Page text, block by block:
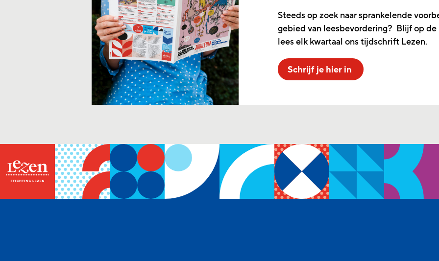
Steeds op zoek naar sprankelende
gebied van leesbevordering? Blijf op de
lees elk kwartaal ons tijdschrift Lezen.
Schrijf je hier in